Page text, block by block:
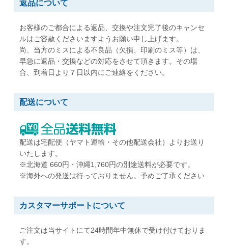
W216 x H277 mm W197 x H267 mm
角形5号
W190 x H240 mm
A5用紙が折らずに入る
角形6号
W162 x H229 mm
A5用紙が折らずに入る
角形7号
B6用紙が折らずに入る
返品について
お客様のご都合による返品、交換や注文完了後のキャンセ
ルはご容赦くださいますようお願い申し上げます。
尚、当方のミスによる不良品（欠損、印刷のミス等）は、
早急に返品・交換などの対応をさせて頂きます。その場
合、到着日より７日以内にご連絡をください。
配送について
配送は宅配便（ヤマト運輸・その他配送会社）よりお送り
いたします。
※北海道 660円・沖縄1,760円の別途送料が必要です。
※海外への発送は行っておりません。予めご了承ください
カスタマーサポートについて
ご注文は当サイトにて24時間年中無休で受け付けておりま
す。